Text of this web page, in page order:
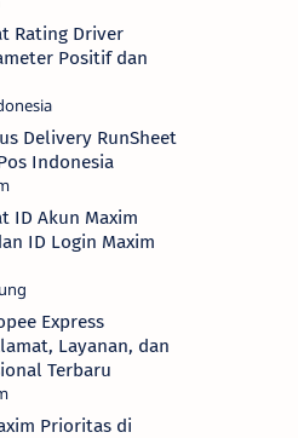
Rating Driver
Positif dan
Delivery RunSheet
Indonesia
ID Akun Maxim
ID Login Maxim
Express
Layanan, dan
Terbaru
Prioritas di